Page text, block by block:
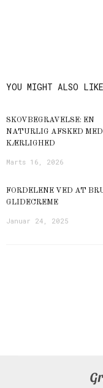
YOU MIGHT ALSO LIKE
SKOVBEGRAVELSE: EN
NATURLIG AFSKED MED
KÆRLIGHED
Marts 16, 2026
FORDELENE VED AT
GLIDECREME
Januar 24, 2025